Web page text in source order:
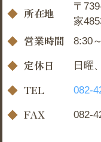
所在地
〒
家
営業時間 8:30
定休日 日曜
TEL 082-
FAX 082-